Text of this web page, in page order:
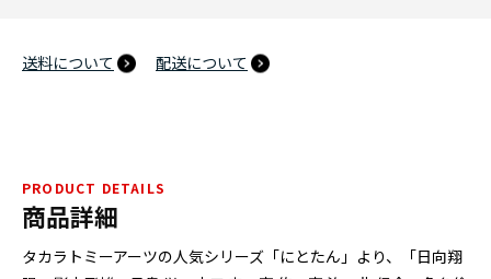
送料について 配送について
PRODUCT DETAILS
商品詳細
タカラトミーアーツの人気シリーズ「にとたん」より、「日向翔